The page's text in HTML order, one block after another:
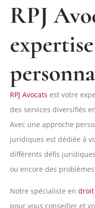
RPJ
RPJ Avocats est votre
des services diversifiés
Avec une approche
juridiques est dédiée à
différents défis
ou encore des
Notre spécialiste en
pour vous conseiller et